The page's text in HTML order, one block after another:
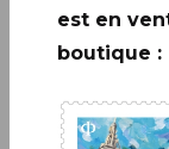
est en
boutique :